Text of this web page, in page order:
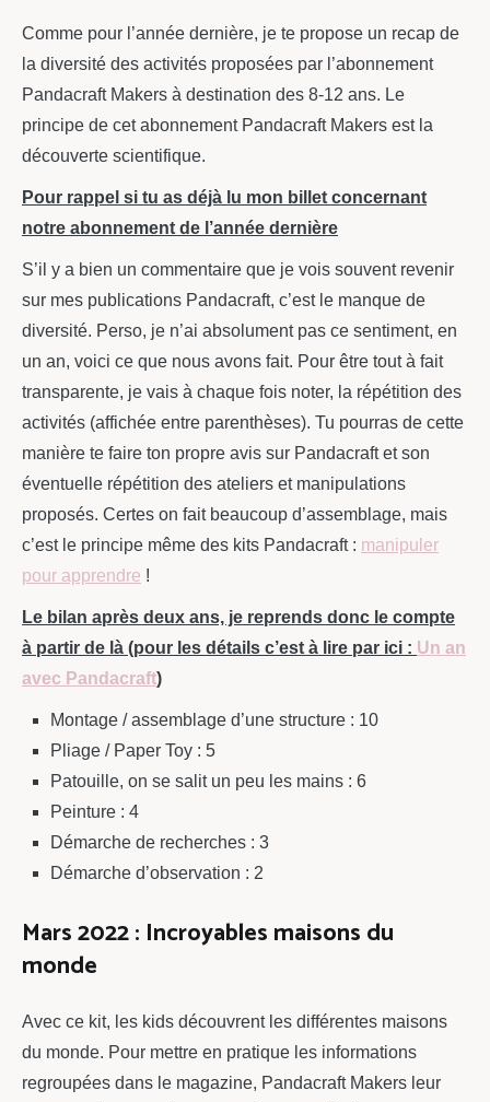
Comme pour l’année dernière, je te propose un recap de
la diversité des activités proposées par l’abonnement
Pandacraft Makers à destination des 8-12 ans. Le
principe de cet abonnement Pandacraft Makers est la
découverte scientifique.
Pour rappel si tu as déjà lu mon billet concernant
notre abonnement de l’année dernière
S’il y a bien un commentaire que je vois souvent revenir
sur mes publications Pandacraft, c’est le manque de
diversité. Perso, je n’ai absolument pas ce sentiment, en
un an, voici ce que nous avons fait. Pour être tout à fait
transparente, je vais à chaque fois noter, la répétition des
activités (affichée entre parenthèses). Tu pourras de cette
manière te faire ton propre avis sur Pandacraft et son
éventuelle répétition des ateliers et manipulations
proposés. Certes on fait beaucoup d’assemblage, mais
c’est le principe même des kits Pandacraft : manipuler
pour apprendre !
Le bilan après deux ans, je reprends donc le compte
à partir de là (pour les détails c’est à lire par ici : Un an
avec Pandacraft)
Montage / assemblage d’une structure : 10
Pliage / Paper Toy : 5
Patouille, on se salit un peu les mains : 6
Peinture : 4
Démarche de recherches : 3
Démarche d’observation : 2
Mars 2022 : Incroyables maisons du
monde
Avec ce kit, les kids découvrent les différentes maisons
du monde. Pour mettre en pratique les informations
regroupées dans le magazine, Pandacraft Makers leur